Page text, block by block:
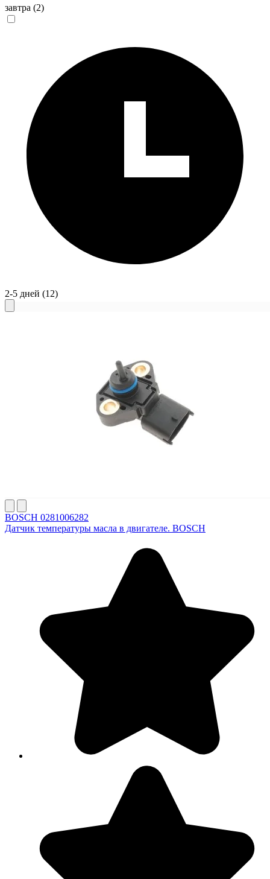
завтра (2)
2-5 дней (12)
BOSCH 0281006282
Датчик температуры масла в двигателе. BOSCH